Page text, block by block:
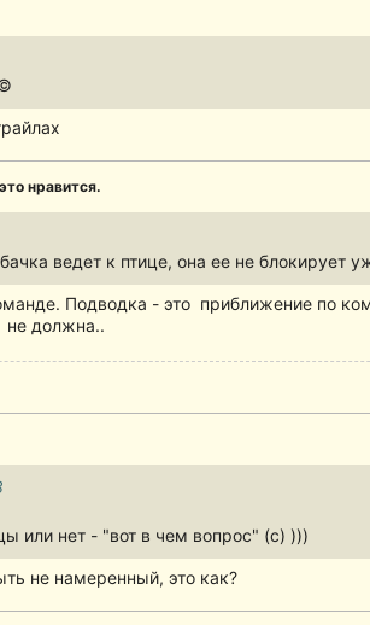
это нравится.
ведет к птице, она ее не блокирует
Подводка - это приближение по
не должна..
или нет - "вот в чем вопрос" (с) )))
не намеренный, это как?